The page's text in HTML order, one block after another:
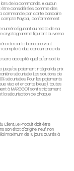
de la commande. A aucun
être considérées comme des
commande par carte bancaire
compte Paypal, conformément
numéro figurant au recto de sa
cryptogramme figurant au verso
de carte bancaire vaut
compte à due concurrence du
sera accepté, quel qu'en soit le
jusqu'au paiement intégral du prix
sécurisée. Les solutions de
sécurisées. Pour les paiements
visa et e-carte bleue), toutes
à MARGGOT sont strictement
la sécurisation de chaque
Client. Le Produit doit être
son état d’origine, neuf, non
maximum de 10 jours ouvrés à